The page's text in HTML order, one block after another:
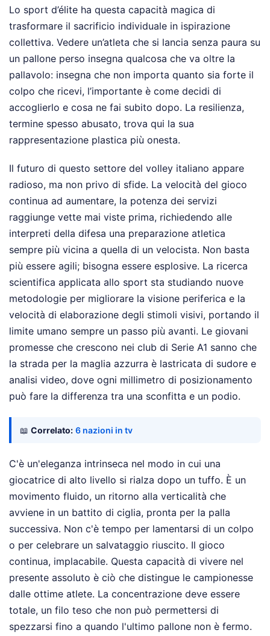
Lo sport d’élite ha questa capacità magica di
trasformare il sacrificio individuale in ispirazione
collettiva. Vedere un’atleta che si lancia senza paura su
un pallone perso insegna qualcosa che va oltre la
pallavolo: insegna che non importa quanto sia forte il
colpo che ricevi, l’importante è come decidi di
accoglierlo e cosa ne fai subito dopo. La resilienza,
termine spesso abusato, trova qui la sua
rappresentazione plastica più onesta.
Il futuro di questo settore del volley italiano appare
radioso, ma non privo di sfide. La velocità del gioco
continua ad aumentare, la potenza dei servizi
raggiunge vette mai viste prima, richiedendo alle
interpreti della difesa una preparazione atletica
sempre più vicina a quella di un velocista. Non basta
più essere agili; bisogna essere esplosive. La ricerca
scientifica applicata allo sport sta studiando nuove
metodologie per migliorare la visione periferica e la
velocità di elaborazione degli stimoli visivi, portando il
limite umano sempre un passo più avanti. Le giovani
promesse che crescono nei club di Serie A1 sanno che
la strada per la maglia azzurra è lastricata di sudore e
analisi video, dove ogni millimetro di posizionamento
può fare la differenza tra una sconfitta e un podio.
📖 Correlato: 6 nazioni in tv
C'è un'eleganza intrinseca nel modo in cui una
giocatrice di alto livello si rialza dopo un tuffo. È un
movimento fluido, un ritorno alla verticalità che
avviene in un battito di ciglia, pronta per la palla
successiva. Non c'è tempo per lamentarsi di un colpo
o per celebrare un salvataggio riuscito. Il gioco
continua, implacabile. Questa capacità di vivere nel
presente assoluto è ciò che distingue le campionesse
dalle ottime atlete. La concentrazione deve essere
totale, un filo teso che non può permettersi di
spezzarsi fino a quando l'ultimo pallone non è fermo.